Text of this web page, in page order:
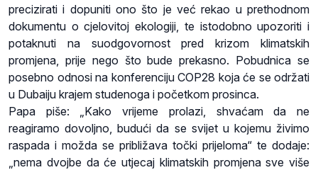
precizirati i dopuniti ono što je već rekao u prethodnom
dokumentu o cjelovitoj ekologiji, te istodobno upozoriti i
potaknuti na suodgovornost pred krizom klimatskih
promjena, prije nego što bude prekasno. Pobudnica se
posebno odnosi na konferenciju COP28 koja će se održati
u Dubaiju krajem studenoga i početkom prosinca.
Papa piše: „Kako vrijeme prolazi, shvaćam da ne
reagiramo dovoljno, budući da se svijet u kojemu živimo
raspada i možda se približava točki prijeloma“ te dodaje:
„nema dvojbe da će utjecaj klimatskih promjena sve više